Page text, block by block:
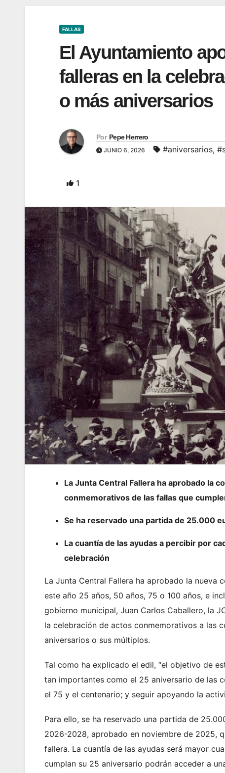
FALLAS
El Ayuntamiento
falleras en la
o más aniversarios
Por Pepe Herrero
JUNIO 6, 2026 #aniversarios,
1
La Junta Central Fallera ha aprobado la
conmemorativos de las fallas que
Se ha reservado una partida de 25.000
La cuantía de las ayudas a percibir por
celebración
La Junta Central Fallera ha aprobado la nueva
este año 25 años, 50 años, 75 o 100 años, e
gobierno municipal, Juan Carlos Caballero, la
la celebración de actos conmemorativos a las
aniversarios o sus múltiplos.
Tal como ha explicado el edil, “el objetivo de
tan importantes como el 25 aniversario de las
el 75 y el centenario; y seguir apoyando la
Para ello, se ha reservado una partida de
2026-2028, aprobado en noviembre de 2025,
fallera. La cuantía de las ayudas será mayor
cumplan su 25 aniversario podrán acceder a